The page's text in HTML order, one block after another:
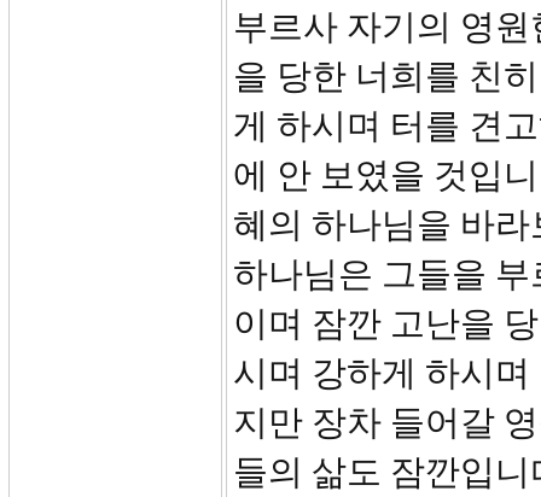
부르사 자기의 영
을 당한 너희를 친
게 하시며 터를 견
에 안 보였을 것입
혜의 하나님을 바
하나님은 그들을
이며 잠깐 고난을
시며 강하게 하시
지만 장차 들어갈
들의 삶도 잠깐입